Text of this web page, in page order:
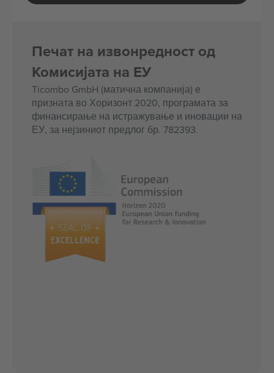
Печат на извонредност од
Комисијата на ЕУ
Ticombo GmbH (матична компанија) е
призната во Хоризонт 2020, програмата за
финансирање на истражување и иновации на
ЕУ, за нејзиниот предлог бр. 782393.